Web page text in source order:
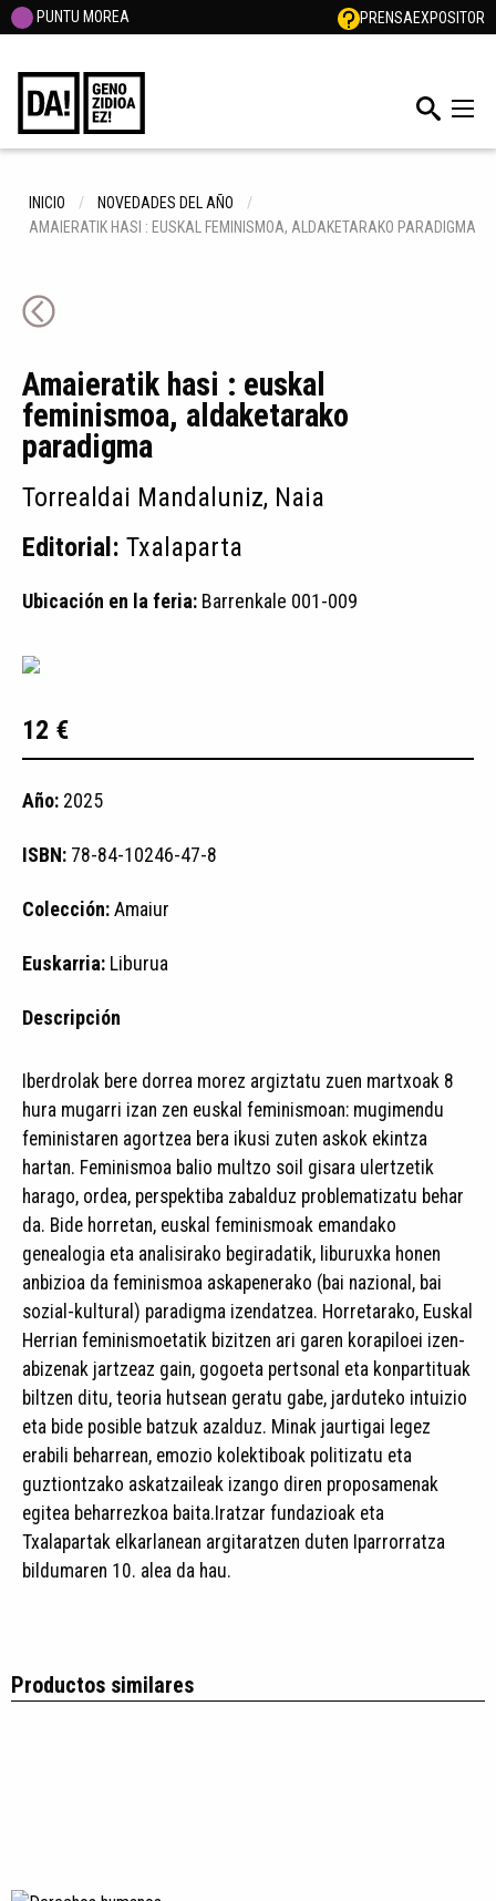
PUNTU MOREA PRENSAEXPOSITOR
INICIO
NOVEDADES DEL AÑO
AMAIERATIK HASI : EUSKAL FEMINISMOA, ALDAKETARAKO PARADIGMA
Amaieratik hasi : euskal
feminismoa, aldaketarako
paradigma
Torrealdai Mandaluniz, Naia
Editorial: Txalaparta
Ubicación en la feria: Barrenkale 001-009
12 €
Año: 2025
ISBN: 78-84-10246-47-8
Colección:Amaiur
Euskarria: Liburua
Descripción
Iberdrolak bere dorrea morez argiztatu zuen martxoak 8
hura mugarri izan zen euskal feminismoan: mugimendu
feministaren agortzea bera ikusi zuten askok ekintza
hartan. Feminismoa balio multzo soil gisara ulertzetik
harago, ordea, perspektiba zabalduz problematizatu behar
da. Bide horretan, euskal feminismoak emandako
genealogia eta analisirako begiradatik, liburuxka honen
anbizioa da feminismoa askapenerako (bai nazional, bai
sozial-kultural) paradigma izendatzea. Horretarako, Euskal
Herrian feminismoetatik bizitzen ari garen korapiloei izen-
abizenak jartzeaz gain, gogoeta pertsonal eta konpartituak
biltzen ditu, teoria hutsean geratu gabe, jarduteko intuizio
eta bide posible batzuk azalduz. Minak jaurtigai legez
erabili beharrean, emozio kolektiboak politizatu eta
guztiontzako askatzaileak izango diren proposamenak
egitea beharrezkoa baita.Iratzar fundazioak eta
Txalapartak elkarlanean argitaratzen duten Iparrorratza
bildumaren 10. alea da hau.
Productos similares